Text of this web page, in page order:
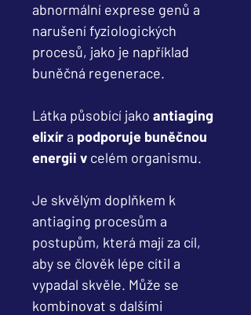
abnormální exprese genů a
narušení fyziologických
procesů, jako je například
buněčná regenerace.
Látka působící jako antiaging
elixíra podporuje buněčnou
energii v celém organismu.
Je skvělým doplňkem k
antiaging procesům a
postupům, která mají za cíl,
aby se člověk lépe cítil a
vypadal skvěle. Může se
kombinovat s dalšími